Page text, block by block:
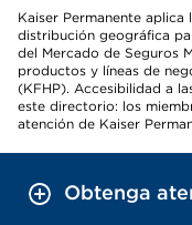
Kaiser Permanente
distribución geográfica
del Mercado de Seguros
productos y líneas de
(KFHP). Accesibilidad a
este directorio: los
atención de Kaiser
Obtenga